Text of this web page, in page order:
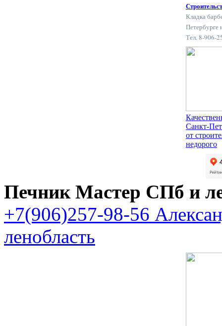
Кладка
Петербурге
Тел. 8-906-
Санкт-
от
недорого
Печник Мастер СПб и
+7(906)257-98-56
ленобласть